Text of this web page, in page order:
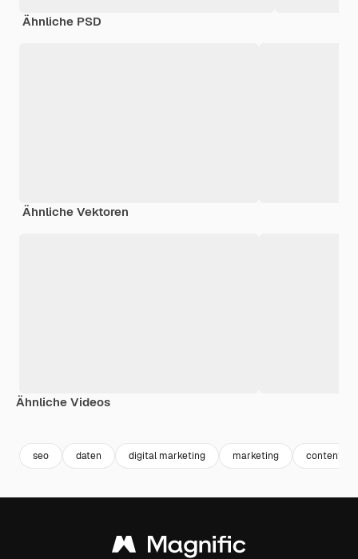
Ähnliche PSD
Ähnliche Vektoren
Ähnliche Videos
seo daten digital marketing marketing content